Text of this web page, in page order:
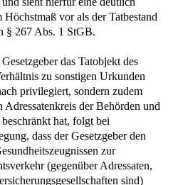
vor als der Tatbestand
§ 267 Abs. 1 StGB.
das Tatobjekt des
zu sonstigen Urkunden
privilegiert, sondern zudem
der Behörden und
hat, folgt bei
dass der Gesetzgeber den
zur
(gegenüber Adressaten,
sind)